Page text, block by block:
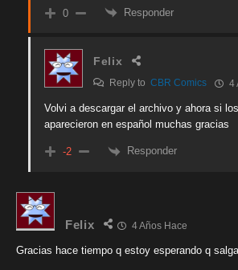
0 Responder
Felix
Reply to CBR Comics 4
Volvi a descargar el archivo y ahora si
aparecieron en español muchas gracias
-2 Responder
Felix 4 Años Hace
Gracias hace tiempo q estoy esperando q salga